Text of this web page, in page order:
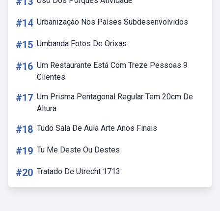
#14 Urbanização Nos Países Subdesenvolvidos
#15 Umbanda Fotos De Orixas
#16 Um Restaurante Está Com Treze Pessoas 9
Clientes
#17 Um Prisma Pentagonal Regular Tem 20cm De
Altura
#18 Tudo Sala De Aula Arte Anos Finais
#19 Tu Me Deste Ou Destes
#20 Tratado De Utrecht 1713